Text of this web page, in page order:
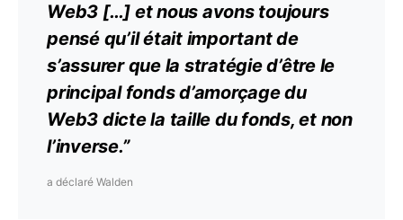
Web3 […] et nous avons toujours
pensé qu’il était important de
s’assurer que la stratégie d’être le
principal fonds d’amorçage du
Web3 dicte la taille du fonds, et non
l’inverse.”
a déclaré Walden